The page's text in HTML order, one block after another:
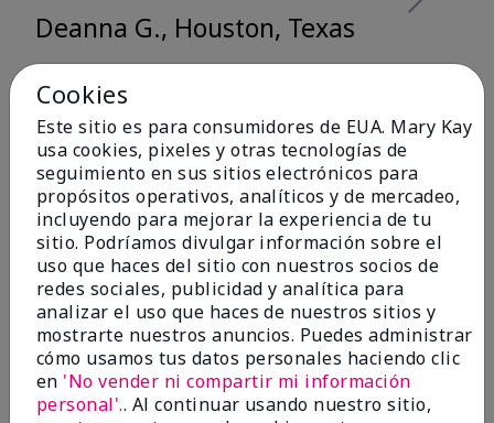
Deanna G., Houston, Texas
Me encantó lo
suave que se siente
al aplicarla. Tiene
un acabado mate
muy bonito y no se
siente pastosa en la
piel. (tono de piel:
claro)
Cookies
Este sitio es para consumidores de EUA. Mary Kay
usa cookies, pixeles y otras tecnologías de
seguimiento en sus sitios electrónicos para
propósitos operativos, analíticos y de mercadeo,
incluyendo para mejorar la experiencia de tu
sitio. Podríamos divulgar información sobre el
uso que haces del sitio con nuestros socios de
redes sociales, publicidad y analítica para
analizar el uso que haces de nuestros sitios y
mostrarte nuestros anuncios. Puedes administrar
cómo usamos tus datos personales haciendo clic
en 'No vender ni compartir mi información
personal'.. Al continuar usando nuestro sitio,